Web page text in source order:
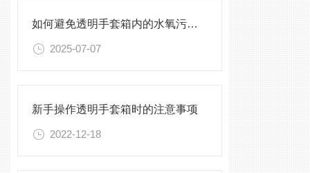
如何避免透明手套箱内的水氧污染？
2025-07-07
新手操作透明手套箱时的注意事项
2022-12-18